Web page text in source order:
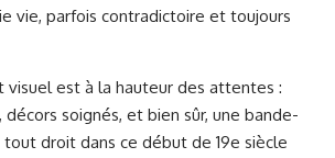
vie, parfois contradictoire et toujours
visuel est à la hauteur des attentes :
soignés, et bien sûr, une bande-
droit dans ce début de 19e siècle